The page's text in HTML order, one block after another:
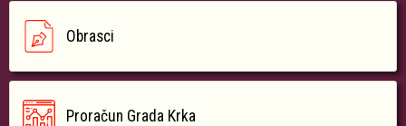
Obrasci
Proračun Grada Krka